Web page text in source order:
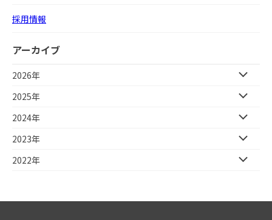
採用情報
アーカイブ
2026年
2025年
2024年
2023年
2022年